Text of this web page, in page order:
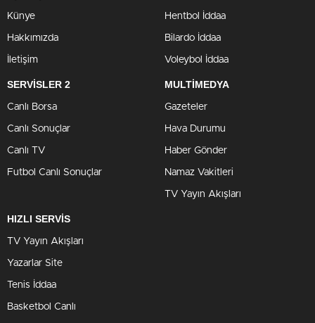
Künye
Hakkımızda
İletişim
Hentbol İddaa
Bilardo İddaa
Voleybol İddaa
SERVİSLER 2
Canlı Borsa
Canlı Sonuçlar
Canlı TV
Futbol Canlı Sonuçlar
MULTİMEDYA
Gazeteler
Hava Durumu
Haber Gönder
Namaz Vakitleri
TV Yayın Akışları
HIZLI SERVİS
TV Yayın Akışları
Yazarlar Site
Tenis İddaa
Basketbol Canlı